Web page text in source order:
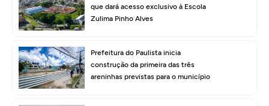
que dará acesso exclusivo à Escola
Zulima Pinho Alves
Prefeitura do Paulista inicia
construção da primeira das três
areninhas previstas para o município